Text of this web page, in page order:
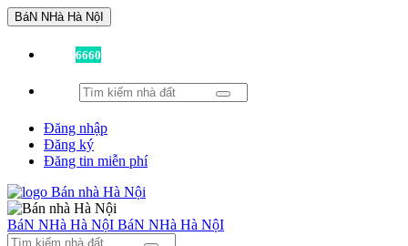
BáN NHà Hà NộI
6660
Đăng nhập
Đăng ký
Đăng tin miễn phí
BáN NHà Hà NộI BáN NHà Hà NộI